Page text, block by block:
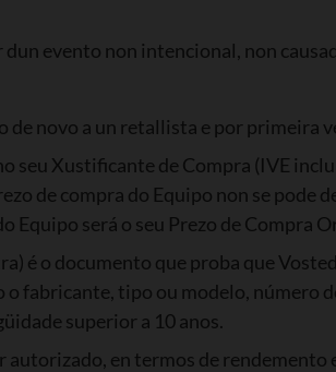
evento non intencional, non
de novo a un retallista e por primeira
seu Xustificante de Compra (IVE
de compra do Equipo non se
Equipo será o seu Prezo de Compra
é o documento que proba que
tipo ou modelo, número
superior a 10 anos.
en termos de rendemento